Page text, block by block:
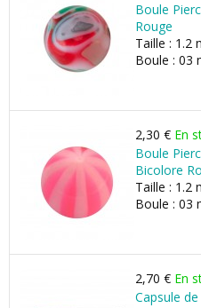
Boule
Rouge
Taille : 1.2
Boule : 03
2,30 € En
Boule
Bicolore
Taille : 1.2
Boule : 03
2,70 € En
Capsule